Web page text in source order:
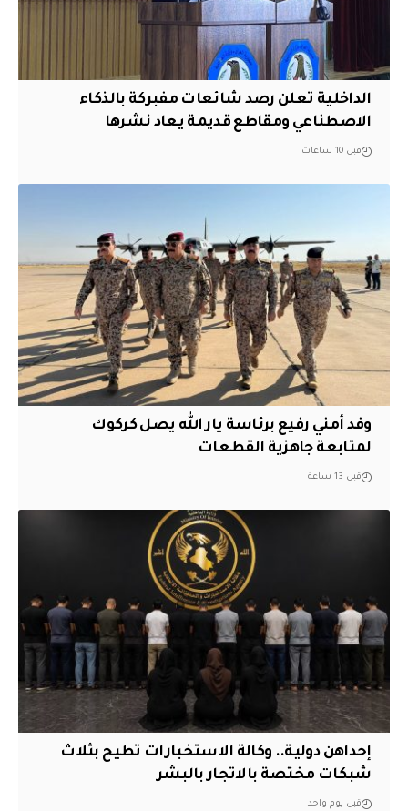
الداخلية تعلن رصد شائعات مفبركة بالذكاء
الاصطناعي ومقاطع قديمة يعاد نشرها
قبل 10 ساعات
وفد أمني رفيع برئاسة يار الله يصل كركوك
لمتابعة جاهزية القطعات
قبل 13 ساعة
إحداهن دولية.. وكالة الاستخبارات تطيح بثلاث
شبكات مختصة بالاتجار بالبشر
قبل يوم واحد